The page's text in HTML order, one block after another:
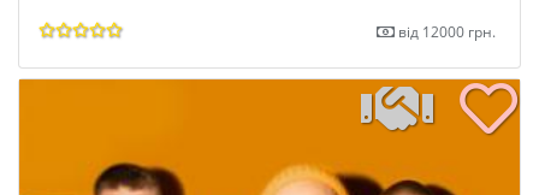
від 12000 грн.